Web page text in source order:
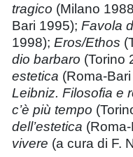
tragico (Milano
Bari 1995); Favola
1998); Eros/Ethos
dio barbaro (Torino
estetica (Roma-
Leibniz. Filosofia e
c’è più tempo
dell’estetica
vivere (a cura di F.